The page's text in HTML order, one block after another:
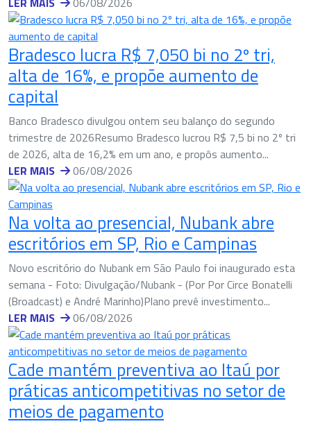
Bradesco lucra R$ 7,050 bi no 2º tri,
alta de 16%, e propõe aumento de
capital
Banco Bradesco divulgou ontem seu balanço do segundo
trimestre de 2026Resumo Bradesco lucrou R$ 7,5 bi no 2º tri
de 2026, alta de 16,2% em um ano, e propôs aumento...
LER MAIS
06/08/2026
Na volta ao presencial, Nubank abre
escritórios em SP, Rio e Campinas
Novo escritório do Nubank em São Paulo foi inaugurado esta
semana - Foto: Divulgação/Nubank - (Por Por Circe Bonatelli
(Broadcast) e André Marinho)Plano prevê investimento...
LER MAIS
06/08/2026
Cade mantém preventiva ao Itaú por
práticas anticompetitivas no setor de
meios de pagamento